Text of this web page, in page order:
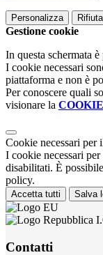
Personalizza
Gestione cookie
In questa schermata
I cookie necessari
piattaforma e non è
Per conoscere quali
visionare la
Cookie necessari per
I cookie necessari
disabilitati. È
policy.
Accetta tutti Salva
Contatti